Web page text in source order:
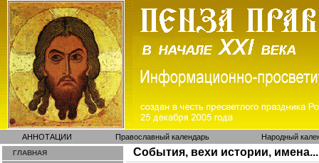
АННОТАЦИИ Православный календарь Народный
ГЛАВНАЯ
События, вехи истории, имена...